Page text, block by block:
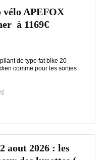
vélo APEFOX
à 1169€
de type fat bike 20
comme pour les sorties
aout 2026 : les